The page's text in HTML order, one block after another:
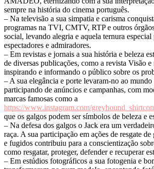
sempre na história do cinema português.
– Na televisão a sua simpatia e carisma
programas na TVI, CMTV, RTP e outros
social, levando alegria e aquela ternura especial
espectadores e admiradores.
– Em revistas e jornais a sua história e beleza
de diversas publicações, como a revista Visão e
inspirando e informando o público sobre os
– A sua elegância e porte levaram-no ao
participando de anúncios e campanhas, com
marcas famosas como a
https://www.instagram.com/
que os galgos podem ser símbolos de beleza e
– Na defesa dos galgos o Jack era um
raça. A sua participação em ações de resgate
e fugidos contribuiu para a conscientização
como resgatar, proteger, defender e recuperar
– Em estúdios fotográficos a sua fotogenia e